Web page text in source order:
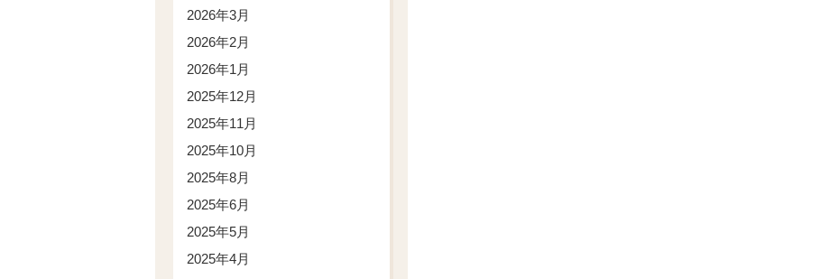
2026年3月
2026年2月
2026年1月
2025年12月
2025年11月
2025年10月
2025年8月
2025年6月
2025年5月
2025年4月